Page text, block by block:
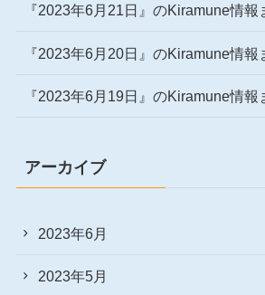
『2023年6月21日』のKiramune情報
『2023年6月20日』のKiramune情報
『2023年6月19日』のKiramune情報
アーカイブ
2023年6月
2023年5月